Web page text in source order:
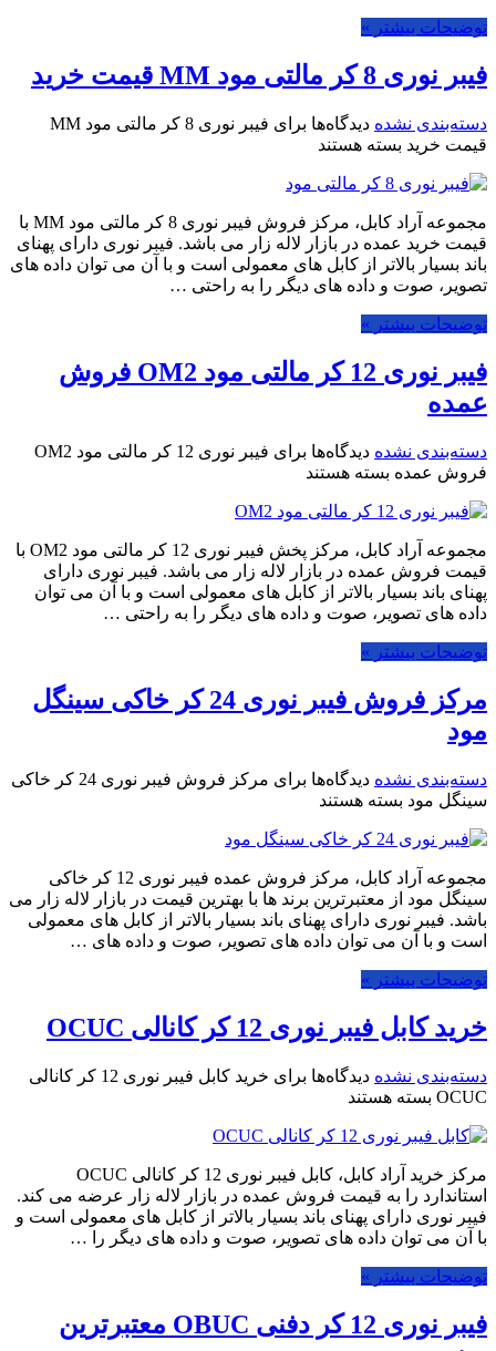
توضیحات بیشتر »
فیبر نوری 8 کر مالتی مود MM قیمت خرید
دسته‌بندی نشده دیدگاه‌ها
برای فیبر نوری 8 کر مالتی مود MM
قیمت خرید بسته هستند
مجموعه آراد کابل، مرکز فروش فیبر نوری 8 کر مالتی مود MM با
قیمت خرید عمده در بازار لاله زار می باشد. فیبر نوری دارای پهنای
باند بسیار بالاتر از کابل های معمولی است و با آن می توان داده های
تصویر، صوت و داده های دیگر را به راحتی …
توضیحات بیشتر »
فیبر نوری 12 کر مالتی مود OM2 فروش
عمده
دسته‌بندی نشده دیدگاه‌ها
برای فیبر نوری 12 کر مالتی مود OM2
فروش عمده بسته هستند
مجموعه آراد کابل، مرکز پخش فیبر نوری 12 کر مالتی مود OM2 با
قیمت فروش عمده در بازار لاله زار می باشد. فیبر نوری دارای
پهنای باند بسیار بالاتر از کابل های معمولی است و با آن می توان
داده های تصویر، صوت و داده های دیگر را به راحتی …
توضیحات بیشتر »
مرکز فروش فیبر نوری 24 کر خاکی سینگل
مود
دسته‌بندی نشده دیدگاه‌ها
برای مرکز فروش فیبر نوری 24 کر خاکی
سینگل مود بسته هستند
مجموعه آراد کابل، مرکز فروش عمده فیبر نوری 12 کر خاکی
سینگل مود از معتبرترین برند ها با بهترین قیمت در بازار لاله زار می
باشد. فیبر نوری دارای پهنای باند بسیار بالاتر از کابل های معمولی
است و با آن می توان داده های تصویر، صوت و داده های …
توضیحات بیشتر »
خرید کابل فیبر نوری 12 کر کانالی OCUC
دسته‌بندی نشده دیدگاه‌ها
برای خرید کابل فیبر نوری 12 کر کانالی
OCUC بسته هستند
مرکز خرید آراد کابل، کابل فیبر نوری 12 کر کانالی OCUC
استاندارد را به قیمت فروش عمده در بازار لاله زار عرضه می کند.
فیبر نوری دارای پهنای باند بسیار بالاتر از کابل های معمولی است و
با آن می توان داده های تصویر، صوت و داده های دیگر را …
توضیحات بیشتر »
فیبر نوری 12 کر دفنی OBUC معتبرترین